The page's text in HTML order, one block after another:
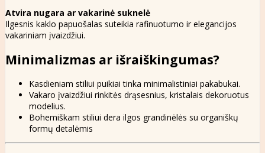
Atvira nugara ar vakarinė suknelė
Ilgesnis kaklo papuošalas suteikia rafinuotumo ir elegancijos
vakariniam įvaizdžiui.
Minimalizmas ar išraiškingumas?
Kasdieniam stiliui puikiai tinka minimalistiniai pakabukai.
Vakaro įvaizdžiui rinkitės drąsesnius, kristalais dekoruotus
modelius.
Bohemiškam stiliui dera ilgos grandinėlės su organiškų
formų detalėmis